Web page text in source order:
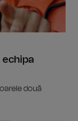
echipa
două